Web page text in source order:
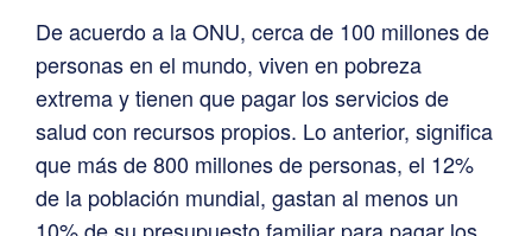
De acuerdo a la ONU, cerca de 100 millones de
personas en el mundo, viven en pobreza
extrema y tienen que pagar los servicios de
salud con recursos propios. Lo anterior, significa
que más de 800 millones de personas, el 12%
de la población mundial, gastan al menos un
10% de su presupuesto familiar para pagar los